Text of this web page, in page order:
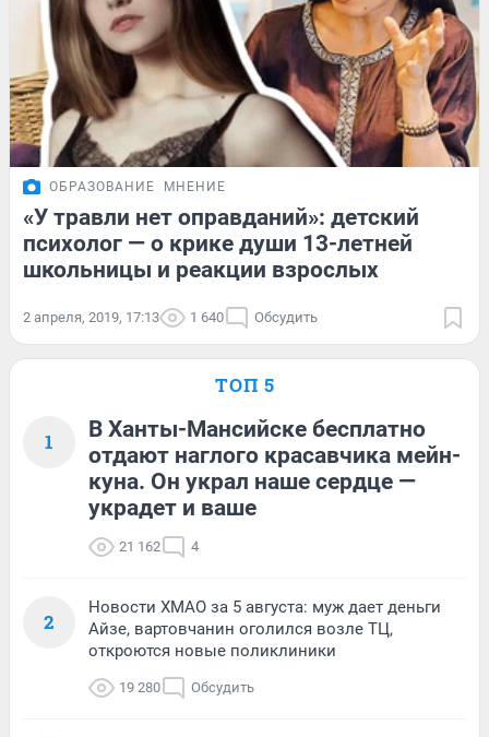
ОБРАЗОВАНИЕ МНЕНИЕ
«У травли нет оправданий»: детский
психолог — о крике души 13-летней
школьницы и реакции взрослых
2 апреля, 2019, 17:13 1 640 Обсудить
ТОП 5
1
В Ханты-Мансийске бесплатно
отдают наглого красавчика мейн-
куна. Он украл наше сердце —
украдет и ваше
21 162 4
2
Новости ХМАО за 5 августа: муж дает деньги
Айзе, вартовчанин оголился возле ТЦ,
откроются новые поликлиники
19 280 Обсудить